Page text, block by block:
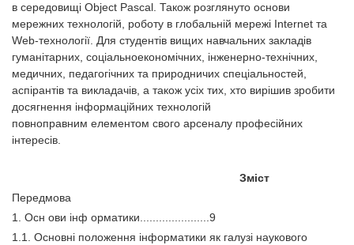
в середовищі Object Pascal. Також розглянуто основи
мережних технологій, роботу в глобальній мережі Internet та
Web-технології. Для студентів вищих навчальних закладів
гуманітарних, соціальноекономічних, інженерно-технічних,
медичних, педагогічних та природничих спеціальностей,
аспірантів та викладачів, а також усіх тих, хто вирішив зробити
досягнення інформаційних технологій
повноправним елементом свого арсеналу професійних
інтересів.
Зміст
Передмова
1. Осн ови інф орматики......................9
1.1. Основні положення інформатики як галузі наукового